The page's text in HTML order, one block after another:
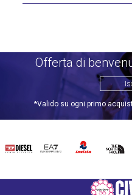
Offerta di
*Valido su ogni primo
DIESEL EA7 INVICTATHE